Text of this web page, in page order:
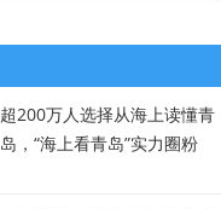
超200万人选择从海上读懂青
岛，“海上看青岛”实力圈粉